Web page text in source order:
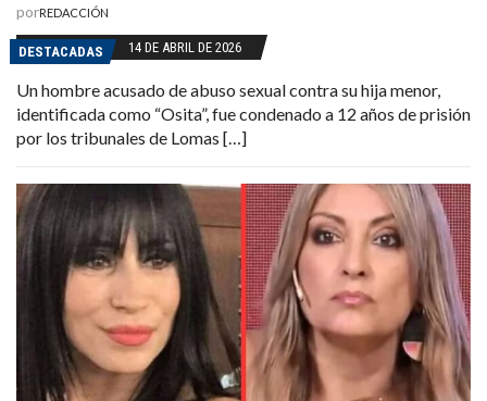
porREDACCIÓN
DESTACADAS 14 DE ABRIL DE 2026
Un hombre acusado de abuso sexual contra su hija menor,
identificada como “Osita”, fue condenado a 12 años de prisión
por los tribunales de Lomas […]